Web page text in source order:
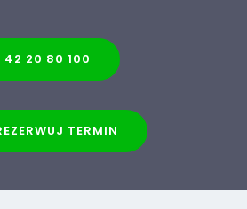
42 20 80 100
TERMIN